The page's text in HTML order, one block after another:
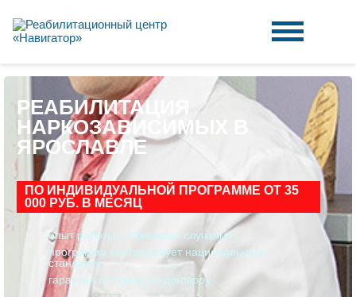
РЕАБИЛИТАЦИЯ
НАРКОЗАВИСИМЫХ В
ЯРОСЛАВЛЕ
ПО ИНДИВИДУАЛЬНОЙ ПРОГРАММЕ ОТ 35
000 РУБ. В МЕСЯЦ
опыт работы с тяжелыми случаями
программа соответствует национальному
стандарту
гарантия от срыва по договору